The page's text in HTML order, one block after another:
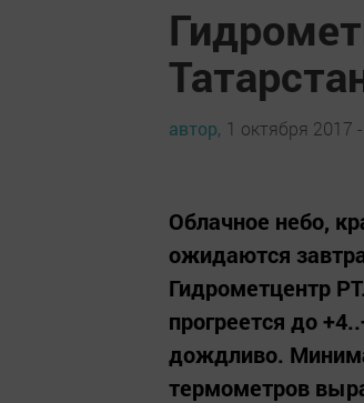
автор, 1 октября 2017
Облачное небо,
ожидаются
Гидрометцентр
прогреется до
дождливо.
термометров